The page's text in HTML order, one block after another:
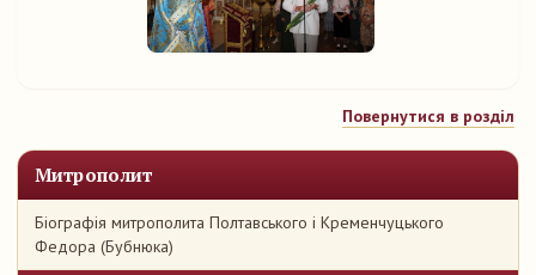
Митрополит
Біографія митрополита Полтавського і Кременчуцького
Федора (Бубнюка)
Повернутися в розділ